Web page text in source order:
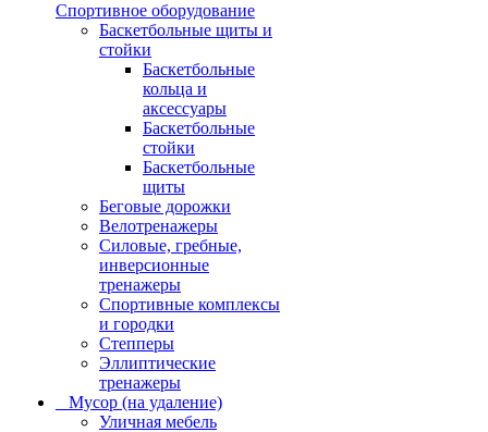
Спортивное оборудование
Баскетбольные щиты и
стойки
Баскетбольные
кольца и
аксессуары
Баскетбольные
стойки
Баскетбольные
щиты
Беговые дорожки
Велотренажеры
Силовые, гребные,
инверсионные
тренажеры
Спортивные комплексы
и городки
Степперы
Эллиптические
тренажеры
_ Мусор (на удаление)
Уличная мебель